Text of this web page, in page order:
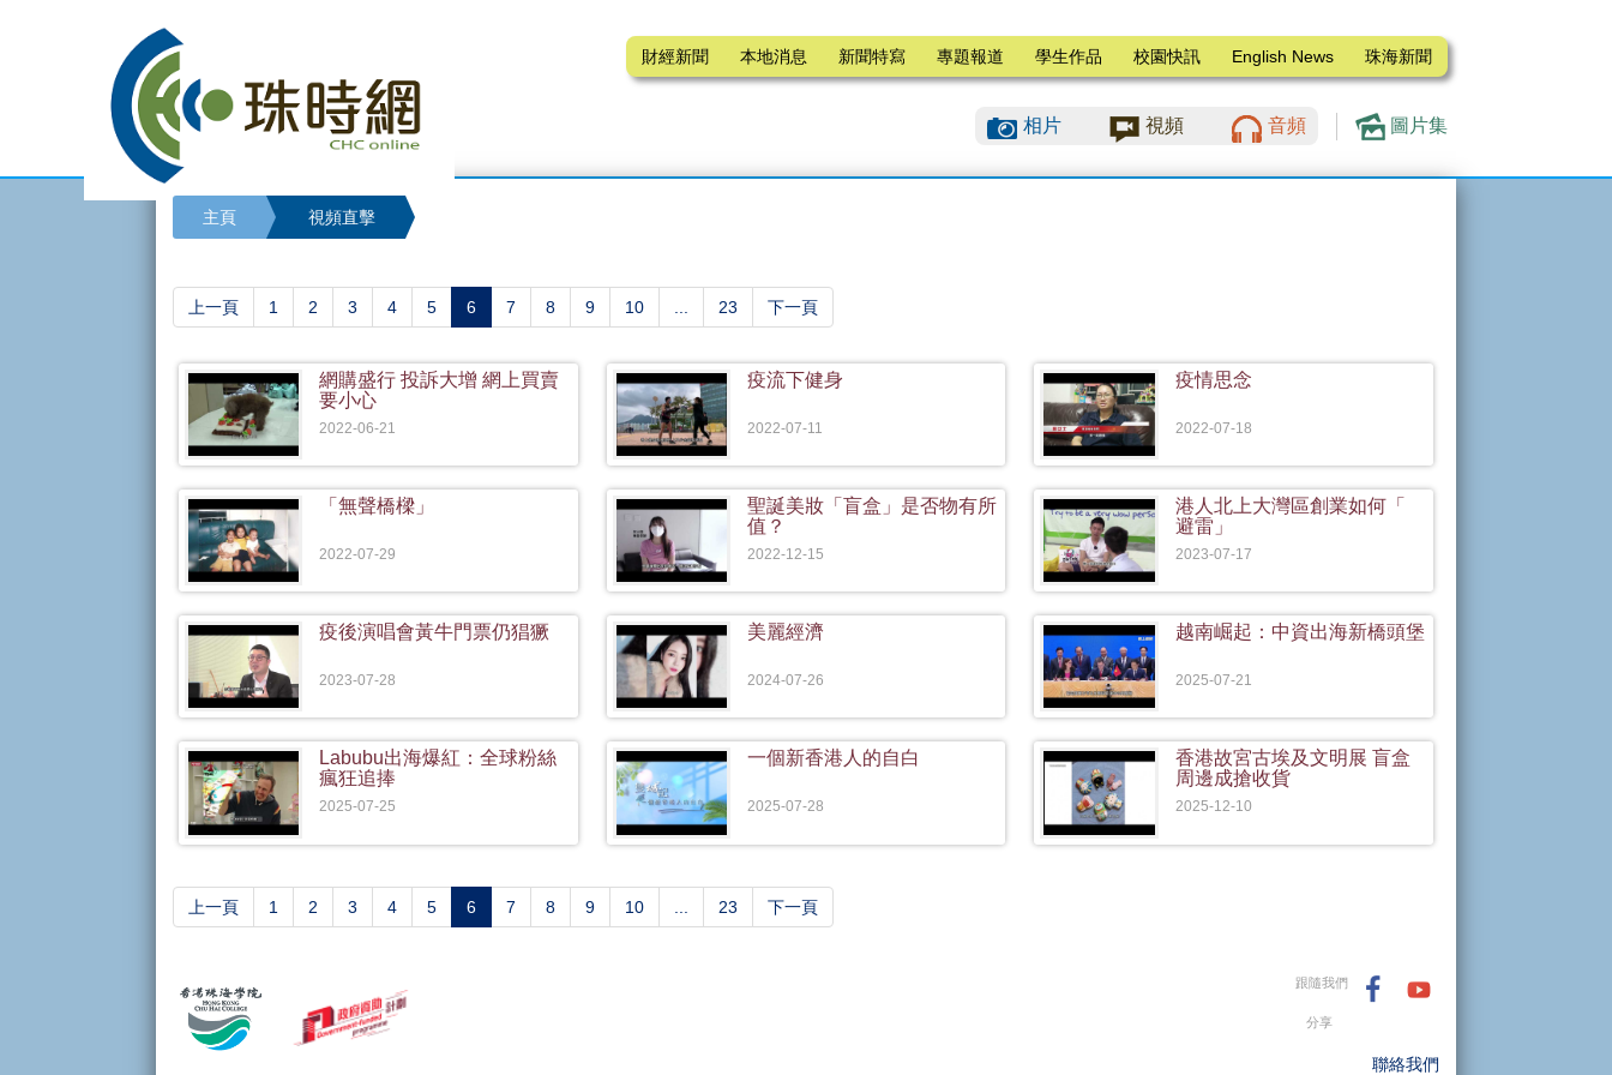
財經新聞 本地消息 新聞特寫 專題報道 學生作品 校園快訊 English News 珠海新聞
圖片集
相片 視頻 音頻
主頁 視頻直擊
上一頁 1 2 3 4 5 6(current)
7 8 9 10 23 下一頁
網購盛行 投訴大增 網上買賣
要小心
2022-06-21
疫流下健身
2022-07-11
疫情思念
2022-07-18
「無聲橋樑」
2022-07-29
聖誕美妝「盲盒」是否物有所
值？
2022-12-15
港人北上大灣區創業如何「
避雷」
2023-07-17
疫後演唱會黃牛門票仍猖獗
2023-07-28
美麗經濟
2024-07-26
越南崛起：中資出海新橋頭堡
2025-07-21
Labubu出海爆紅：全球粉絲
瘋狂追捧
2025-07-25
一個新香港人的自白
2025-07-28
香港故宮古埃及文明展 盲盒
周邊成搶收貨
2025-12-10
上一頁 1 2 3 4 5 6(current)
7 8 9 10 23 下一頁
跟隨我們
分享
聯絡我們